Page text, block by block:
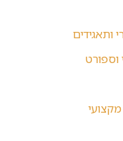
ותאגידים
וספורט